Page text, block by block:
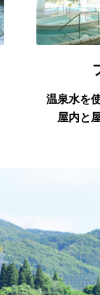
温泉水を
屋内と